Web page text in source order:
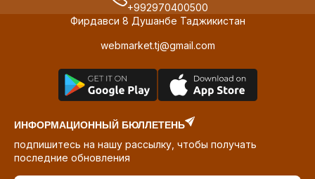
+992970400500
Фирдавси 8 Душанбе Таджикистан
webmarket.tj@gmail.com
ИНФОРМАЦИОННЫЙ БЮЛЛЕТЕНЬ
подпишитесь на нашу рассылку, чтобы получать
последние обновления